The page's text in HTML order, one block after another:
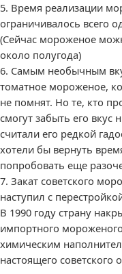
5. Время реализации
ограничивалось всего
(Сейчас мороженое
около полугода)
6. Самым необычным
томатное мороженое,
не помнят. Но те, кто
смогут забыть его вкус
считали его редкой
хотели бы вернуть
попробовать еще
7. Закат советского
наступил с
В 1990 году страну
импортного
химическим
настоящего советского